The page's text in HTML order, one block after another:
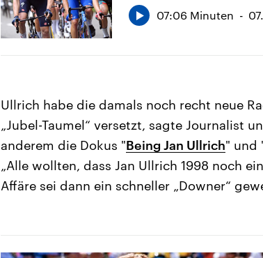
07:06 Minuten
Ullrich habe die damals noch recht neue
„Jubel-Taumel“ versetzt, sagte Journalist
anderem die Dokus "Being Jan Ullrich" und
„Alle wollten, dass Jan Ullrich 1998 noch
Affäre sei dann ein schneller „Downer“